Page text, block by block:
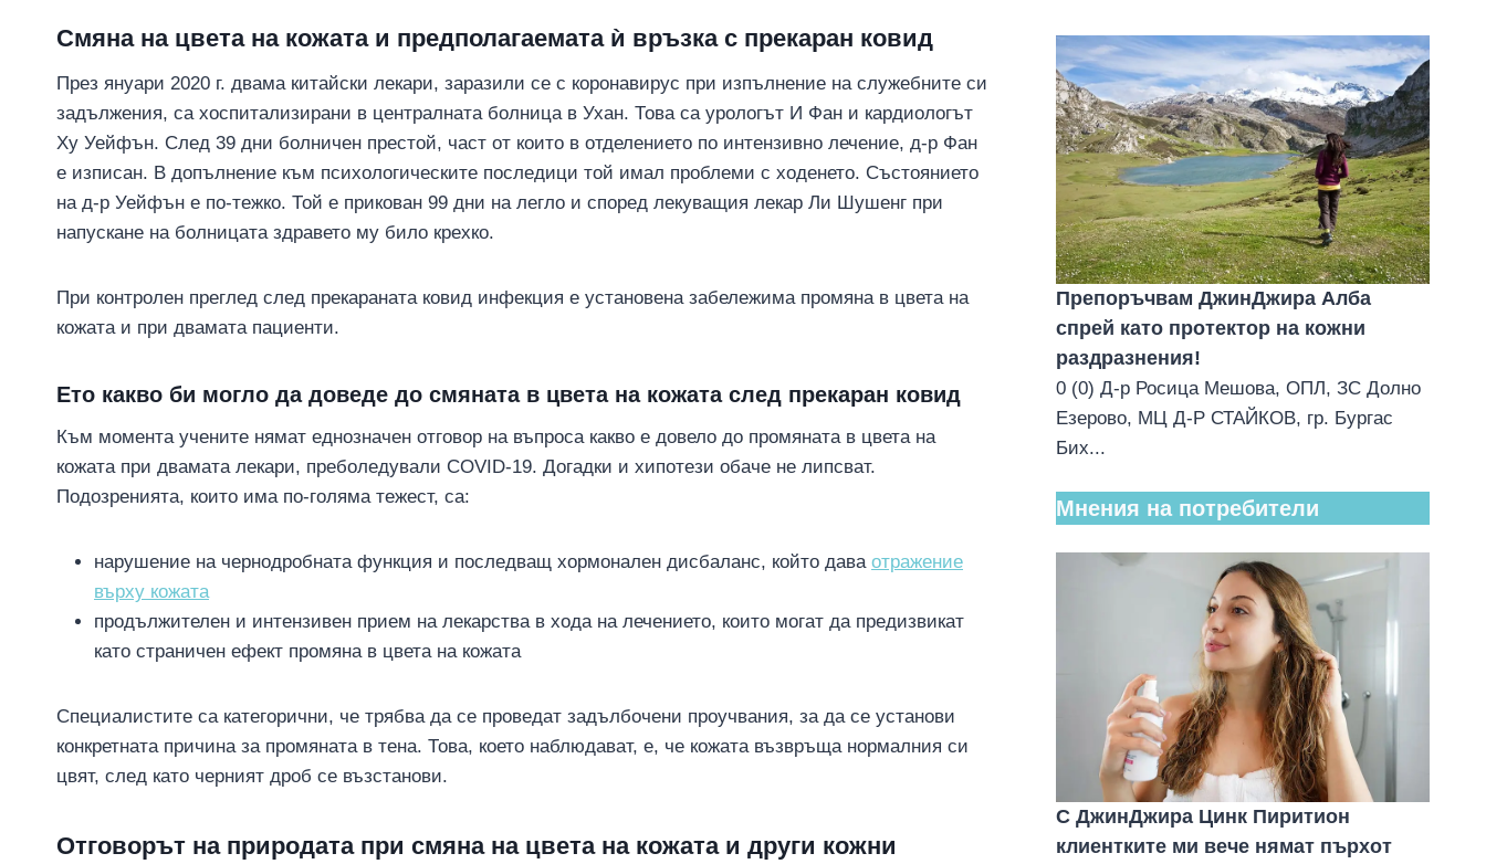
Смяна на цвета на кожата и предполагаемата ѝ връзка с прекаран ковид
През януари 2020 г. двама китайски лекари, заразили се с коронавирус при изпълнение на служебните си
задължения, са хоспитализирани в централната болница в Ухан. Това са урологът И Фан и кардиологът
Ху Уейфън. След 39 дни болничен престой, част от които в отделението по интензивно лечение, д-р Фан
е изписан. В допълнение към психологическите последици той имал проблеми с ходенето. Състоянието
на д-р Уейфън е по-тежко. Той е прикован 99 дни на легло и според лекуващия лекар Ли Шушенг при
напускане на болницата здравето му било крехко.
При контролен преглед след прекараната ковид инфекция е установена забележима промяна в цвета на
кожата и при двамата пациенти.
Ето какво би могло да доведе до смяната в цвета на кожата след прекаран ковид
Към момента учените нямат еднозначен отговор на въпроса какво е довело до промяната в цвета на
кожата при двамата лекари, преболедували COVID-19. Догадки и хипотези обаче не липсват.
Подозренията, които има по-голяма тежест, са:
нарушение на чернодробната функция и последващ хормонален дисбаланс, който дава отражение
върху кожата
продължителен и интензивен прием на лекарства в хода на лечението, които могат да предизвикат
като страничен ефект промяна в цвета на кожата
Специалистите са категорични, че трябва да се проведат задълбочени проучвания, за да се установи
конкретната причина за промяната в тена. Това, което наблюдават, е, че кожата възвръща нормалния си
цвят, след като черният дроб се възстанови.
Отговорът на природата при смяна на цвета на кожата и други кожни
Препоръчвам ДжинДжира Алба
спрей като протектор на кожни
раздразнения!
0 (0) Д-р Росица Мешова, ОПЛ, ЗС Долно
Езерово, МЦ Д-Р СТАЙКОВ, гр. Бургас
Бих...
Мнения на потребители
С ДжинДжира Цинк Пиритион
клиентките ми вече нямат пърхoт